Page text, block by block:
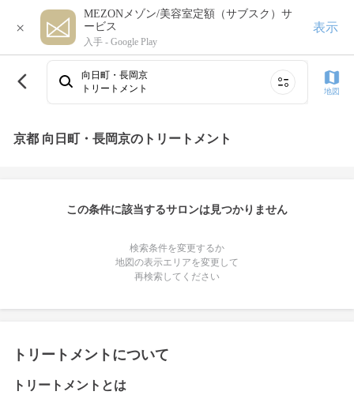
×
MEZONメゾン/美容室定額（サブスク）サ
ービス
入手 - Google Play
表示
向日町・長岡京
トリートメント
地図
京都 向日町・長岡京のトリートメント
この条件に該当するサロンは見つかりません
検索条件を変更するか
地図の表示エリアを変更して
再検索してください
トリートメントについて
トリートメントとは